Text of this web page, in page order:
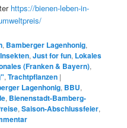
https://bienen-leben-in-
, Bamberger Lagenhonig,
Insekten,Just for fun, Lokales
(Franken & Bayern),
,Trachtpflanzen |
Lagenhonig, BBU,
, Bienenstadt-Bamberg-
,Saison-Abschlussfeier,